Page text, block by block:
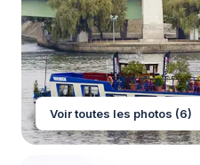
Voir toutes les photos (6)